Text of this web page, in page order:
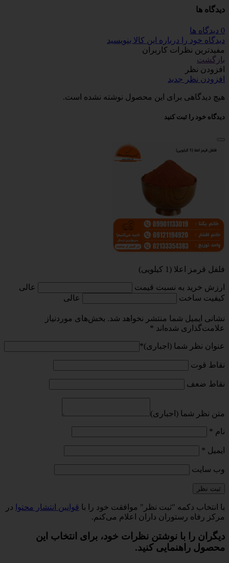
دیدگاه ها
0 دیدگاه ها
دیدگاه خود را درباره این کالا بنویسید
مفیدترین نظرات کاربران
بازگشت
افزودن نظر
افزودن نظر جدید
هیچ دیدگاهی برای این محصول نوشته نشده است.
دیدگاه خود را ثبت کنید
فلفل قرمز اعلا (1 کیلویی)
ارزش خرید به نسبت قیمت
عالی
کیفیت ساخت
عالی
نشانی ایمیل شما منتشر نخواهد شد. بخش‌های موردنیاز
علامت‌گذاری شده‌اند *
عنوان نظر شما (اجباری)*
نقاط قوت
نقاط ضعف
متن نظر شما (اجباری)
نام *
ایمیل *
وب‌ سایت
با انتخاب دکمه "ثبت نظر" موافقت خود را با قوانین انتشار محتوا در
مرکز رفاه رستوران داران اعلام می‌کنم.
دیگران را با نوشتن نظرات خود، برای انتخاب این
محصول راهنمایی کنید.